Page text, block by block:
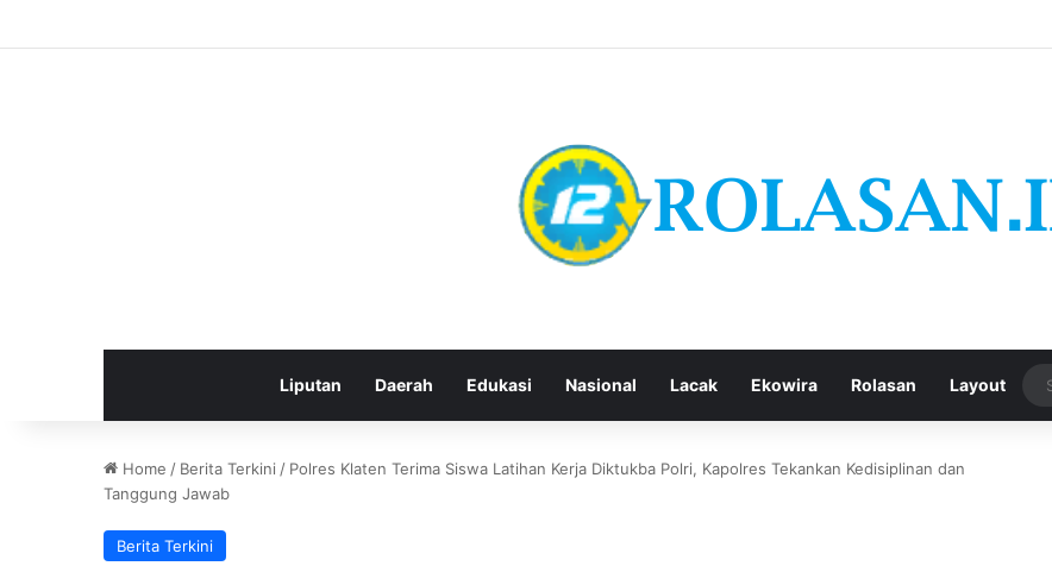
Liputan Daerah Edukasi Nasional Lacak Ekowira Rolasan Layout
Home / Berita Terkini / Polres Klaten Terima Siswa Latihan Kerja Diktukba Polri, Kapolres Tekankan Kedisiplinan dan
Tanggung Jawab
Berita Terkini